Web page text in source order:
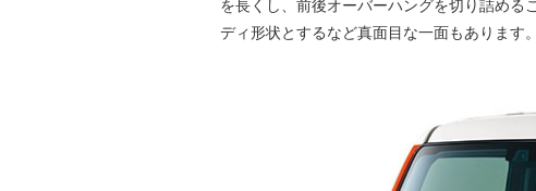
を長くし、前後オーバーハングを切り詰める
ディ形状とするなど真面目な一面もあります。